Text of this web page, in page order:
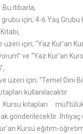
Bu itibarla;
için; 4-6 Yaş Grubu
üzeri için; “Yaz Kur’an
ve “Yaz Kur’an
üzeri için; “Temel Dini
kullanılacaktır.
kitapları
gönderilecektir. İhtiyaç
Kursu eğitim-